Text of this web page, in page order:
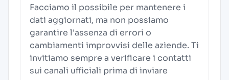
Facciamo il possibile per mantenere i
dati aggiornati, ma non possiamo
garantire l'assenza di errori o
cambiamenti improvvisi delle aziende. Ti
invitiamo sempre a verificare i contatti
sui canali ufficiali prima di inviare